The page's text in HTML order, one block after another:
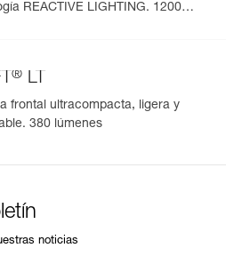
REACTIVE LIGHTING. 1200
® LT
frontal ultracompacta, ligera y
380 lúmenes
noticias